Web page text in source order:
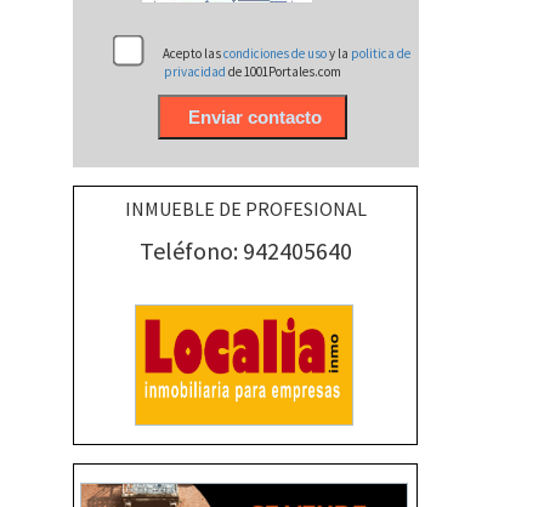
Acepto lascondiciones de usoy la politica de
privacidadde 1001Portales.com
INMUEBLE DE PROFESIONAL
Teléfono: 942405640